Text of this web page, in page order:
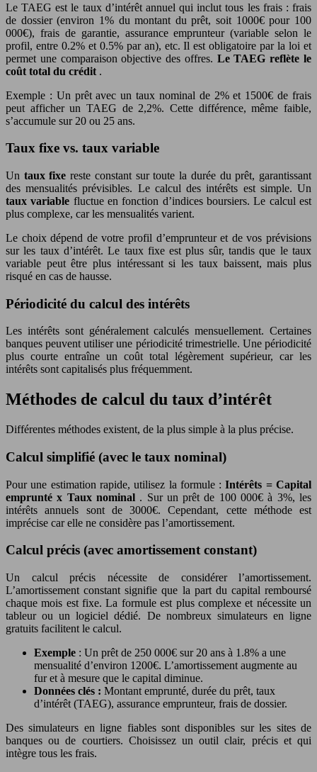
Le TAEG est le taux d’intérêt annuel qui inclut tous les frais : frais
de dossier (environ 1% du montant du prêt, soit 1000€ pour 100
000€), frais de garantie, assurance emprunteur (variable selon le
profil, entre 0.2% et 0.5% par an), etc. Il est obligatoire par la loi et
permet une comparaison objective des offres. Le TAEG reflète le
coût total du crédit .
Exemple : Un prêt avec un taux nominal de 2% et 1500€ de frais
peut afficher un TAEG de 2,2%. Cette différence, même faible,
s’accumule sur 20 ou 25 ans.
Taux fixe vs. taux variable
Un taux fixereste constant sur toute la durée du prêt, garantissant
des mensualités prévisibles. Le calcul des intérêts est simple. Un
taux variable fluctue en fonction d’indices boursiers. Le calcul est
plus complexe, car les mensualités varient.
Le choix dépend de votre profil d’emprunteur et de vos prévisions
sur les taux d’intérêt. Le taux fixe est plus sûr, tandis que le taux
variable peut être plus intéressant si les taux baissent, mais plus
risqué en cas de hausse.
Périodicité du calcul des intérêts
Les intérêts sont généralement calculés mensuellement. Certaines
banques peuvent utiliser une périodicité trimestrielle. Une périodicité
plus courte entraîne un coût total légèrement supérieur, car les
intérêts sont capitalisés plus fréquemment.
Méthodes de calcul du taux d’intérêt
Différentes méthodes existent, de la plus simple à la plus précise.
Calcul simplifié (avec le taux nominal)
Pour une estimation rapide, utilisez la formule :Intérêts = Capital
emprunté x Taux nominal . Sur un prêt de 100 000€ à 3%, les
intérêts annuels sont de 3000€. Cependant, cette méthode est
imprécise car elle ne considère pas l’amortissement.
Calcul précis (avec amortissement constant)
Un calcul précis nécessite de considérer l’amortissement.
L’amortissement constant signifie que la part du capital remboursé
chaque mois est fixe. La formule est plus complexe et nécessite un
tableur ou un logiciel dédié. De nombreux simulateurs en ligne
gratuits facilitent le calcul.
Exemple : Un prêt de 250 000€ sur 20 ans à 1.8% a une
mensualité d’environ 1200€. L’amortissement augmente au
fur et à mesure que le capital diminue.
Données clés : Montant emprunté, durée du prêt, taux
d’intérêt (TAEG), assurance emprunteur, frais de dossier.
Des simulateurs en ligne fiables sont disponibles sur les sites de
banques ou de courtiers. Choisissez un outil clair, précis et qui
intègre tous les frais.